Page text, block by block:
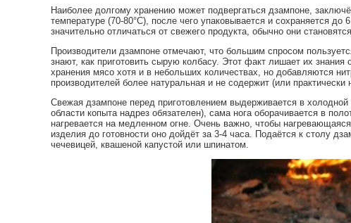
Наиболее долгому хранению может подвергаться дзампоне,
температуре (70-80°C), после чего упаковывается и сохраняется до
значительно отличаться от свежего продукта, обычно они
Производители дзампоне отмечают, что большим спросом
знают, как приготовить сырую колбасу. Этот факт лишает их
хранения мясо хотя и в небольших количествах, но добавляются
производителей более натуральная и не содержит (или
Свежая дзампоне перед приготовлением выдерживается в
области копыта надрез обязателен), сама нога оборачивается в
нагревается на медленном огне. Очень важно, чтобы
изделия до готовности оно дойдёт за 3-4 часа. Подаётся к столу
чечевицей, квашеной капустой или шпинатом.